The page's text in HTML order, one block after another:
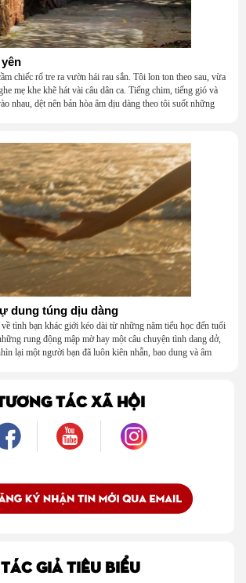
chiếc rổ tre ra vườn hái rau sắn. Tôi lon ton theo sau, vừa
mẹ khe khẽ hát vài câu dân ca. Tiếng chim, tiếng gió và
nhau, dệt nên bản hòa âm dịu dàng theo tôi suốt những
dung túng dịu dàng
tình bạn khác giới kéo dài từ những năm tiểu học đến tuổi
rung động mập mờ hay một câu chuyện tình dang dở,
lại một người bạn đã luôn kiên nhẫn, bao dung và âm
một người luôn cho tôi quyền được là chính mình.
TÁC XÃ HỘI
TÁC GIẢ TIÊU BIỂU